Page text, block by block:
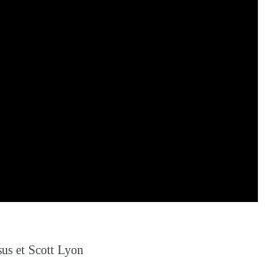
et Scott Lyon